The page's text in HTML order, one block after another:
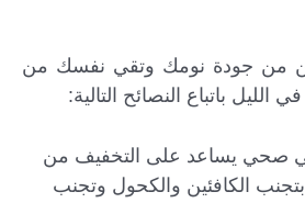
من جودة نومك وتقي نفسك من
الليل باتباع النصائح التالية:
صحي يساعد على التخفيف من
الكافئين والكحول وتجنب